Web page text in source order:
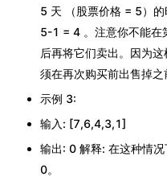
5 天 （股票价格 = 5）
5-1 = 4 。注意你不能在
后再将它们卖出。因为
须在再次购买前出售掉之
示例 3:
输入: [7,6,4,3,1]
输出: 0 解释: 在这种情
0。